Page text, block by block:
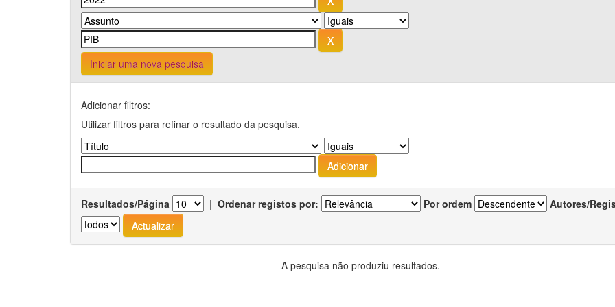
Iniciar uma nova pesquisa
Adicionar filtros:
Utilizar filtros para refinar o resultado da pesquisa.
Resultados/Página | Ordenar registos por: Por ordem Autores/
A pesquisa não produziu resultados.